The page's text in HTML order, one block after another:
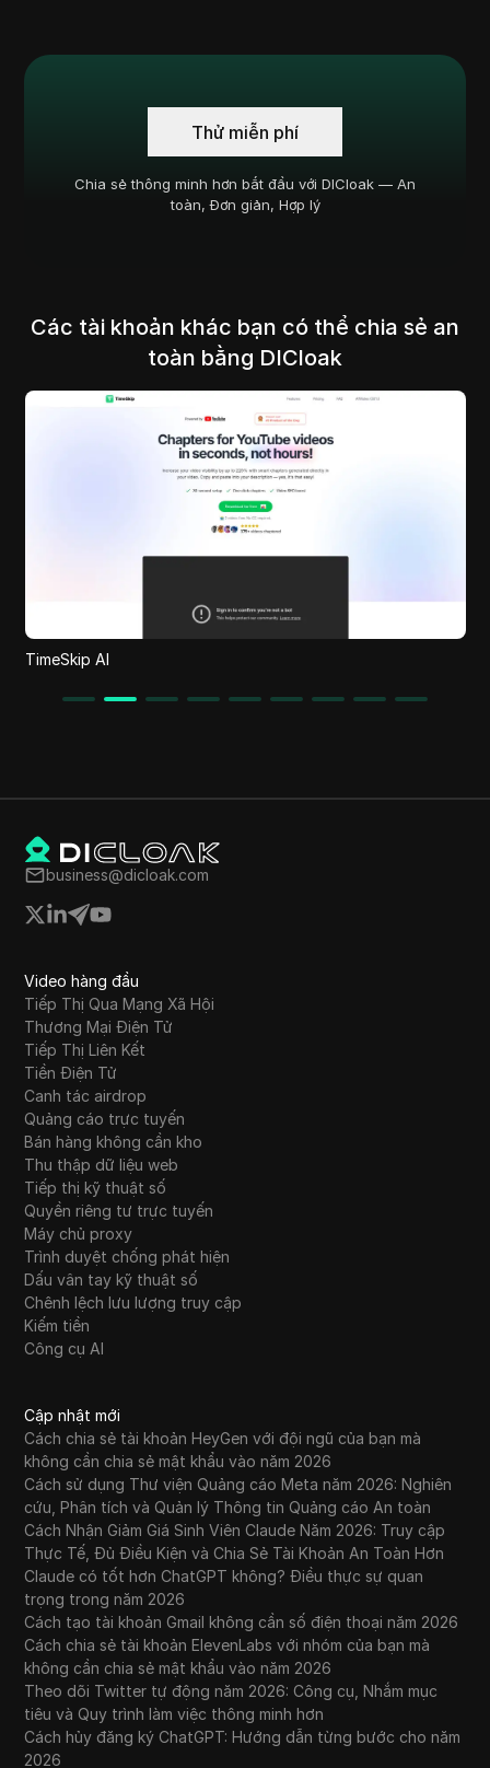
Thử miễn phí
Chia sẻ thông minh hơn bắt đầu với DICloak — An
toàn, Đơn giản, Hợp lý
Các tài khoản khác bạn có thể chia sẻ an
toàn bằng DICloak
TimeSkip AI
business@dicloak.com
Video hàng đầu
Tiếp Thị Qua Mạng Xã Hội
Thương Mại Điện Tử
Tiếp Thị Liên Kết
Tiền Điện Tử
Canh tác airdrop
Quảng cáo trực tuyến
Bán hàng không cần kho
Thu thập dữ liệu web
Tiếp thị kỹ thuật số
Quyền riêng tư trực tuyến
Máy chủ proxy
Trình duyệt chống phát hiện
Dấu vân tay kỹ thuật số
Chênh lệch lưu lượng truy cập
Kiếm tiền
Công cụ AI
Cập nhật mới
Cách chia sẻ tài khoản HeyGen với đội ngũ của bạn mà
không cần chia sẻ mật khẩu vào năm 2026
Cách sử dụng Thư viện Quảng cáo Meta năm 2026: Nghiên
cứu, Phân tích và Quản lý Thông tin Quảng cáo An toàn
Cách Nhận Giảm Giá Sinh Viên Claude Năm 2026: Truy cập
Thực Tế, Đủ Điều Kiện và Chia Sẻ Tài Khoản An Toàn Hơn
Claude có tốt hơn ChatGPT không? Điều thực sự quan
trọng trong năm 2026
Cách tạo tài khoản Gmail không cần số điện thoại năm 2026
Cách chia sẻ tài khoản ElevenLabs với nhóm của bạn mà
không cần chia sẻ mật khẩu vào năm 2026
Theo dõi Twitter tự động năm 2026: Công cụ, Nhắm mục
tiêu và Quy trình làm việc thông minh hơn
Cách hủy đăng ký ChatGPT: Hướng dẫn từng bước cho năm
2026